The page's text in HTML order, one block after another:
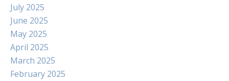
July 2025
June 2025
May 2025
April 2025
March 2025
February 2025